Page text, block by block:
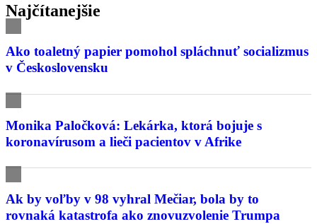
Najčítanejšie
Ako toaletný papier pomohol spláchnuť socializmus
v Československu
Monika Paločková: Lekárka, ktorá bojuje s
koronavírusom a lieči pacientov v Afrike
Ak by voľby v 98 vyhral Mečiar, bola by to
rovnaká katastrofa ako znovuzvolenie Trumpa